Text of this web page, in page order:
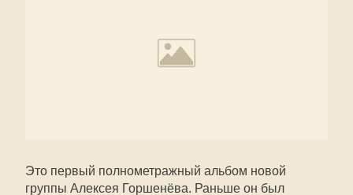
Это первый полнометражный альбом новой
группы Алексея Горшенёва. Раньше он был